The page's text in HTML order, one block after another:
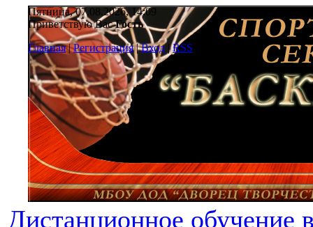
Пятница, 07.08.2026, 14:09
Приветствую Вас Гость
Главная|Регистрация|Вход|RSS
Дистанционное обучение